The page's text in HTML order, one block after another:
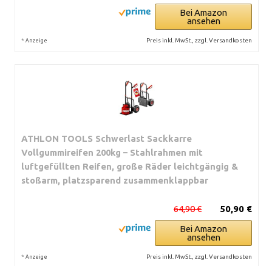
Bei Amazon
ansehen
* Anzeige Preis inkl. MwSt., zzgl. Versandkosten
ATHLON TOOLS Schwerlast Sackkarre
Vollgummireifen 200kg – Stahlrahmen mit
luftgefüllten Reifen, große Räder leichtgängig &
stoßarm, platzsparend zusammenklappbar
50,90 €
64,90 €
Bei Amazon
ansehen
* Anzeige Preis inkl. MwSt., zzgl. Versandkosten